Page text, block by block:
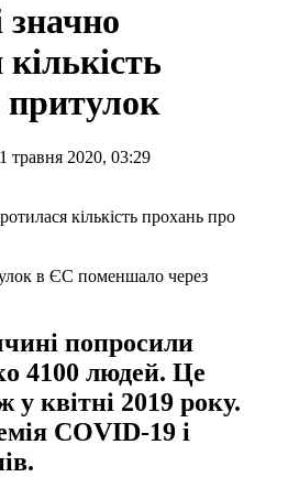
травня 2020, 03:29
в ЄС поменшало через
попросили
4100 людей. Це
у квітні 2019 року.
COVID-19 і